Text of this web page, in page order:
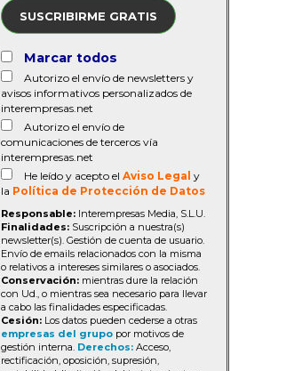
SUSCRIBIRME GRATIS
Marcar todos
Autorizo el envío de newsletters y
avisos informativos personalizados de
interempresas.net
Autorizo el envío de
comunicaciones de terceros vía
interempresas.net
He leído y acepto el Aviso Legal y
la Política de Protección de Datos
Responsable: Interempresas Media, S.L.U.
Finalidades: Suscripción a nuestra(s)
newsletter(s). Gestión de cuenta de usuario.
Envío de emails relacionados con la misma
o relativos a intereses similares o asociados.
Conservación: mientras dure la relación
con Ud., o mientras sea necesario para llevar
a cabo las finalidades especificadas.
Cesión: Los datos pueden cederse a otras
empresas del grupo por motivos de
gestión interna. Derechos: Acceso,
rectificación, oposición, supresión,